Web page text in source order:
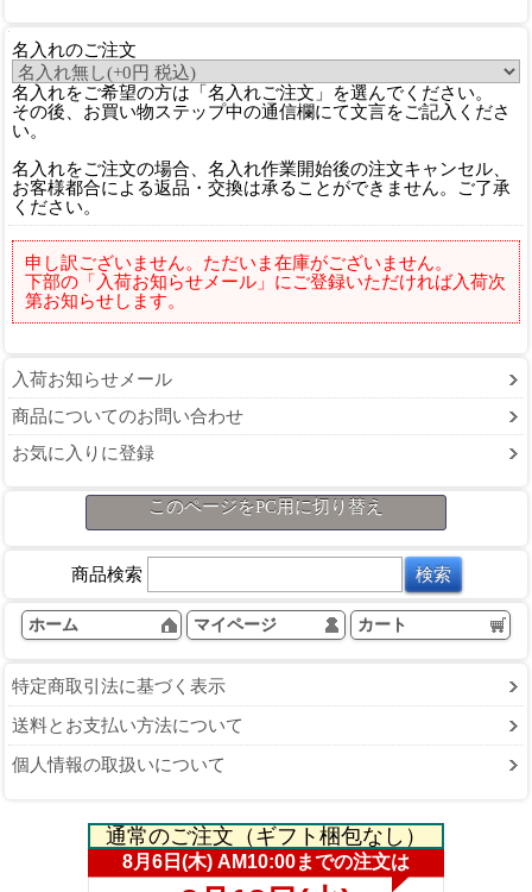
名入れのご注文
名入れをご希望の方は「名入れご注文」を選んでください。
その後、お買い物ステップ中の通信欄にて文言をご記入くださ
い。
名入れをご注文の場合、名入れ作業開始後の注文キャンセル、
お客様都合による返品・交換は承ることができません。ご了承
ください。
申し訳ございません。ただいま在庫がございません。
下部の「入荷お知らせメール」にご登録いただければ入荷次
第お知らせします。
入荷お知らせメール
商品についてのお問い合わせ
お気に入りに登録
このページをPC用に切り替え
商品検索
ホーム マイページ カート
特定商取引法に基づく表示
送料とお支払い方法について
個人情報の取扱いについて
通常のご注文（ギフト梱包なし）